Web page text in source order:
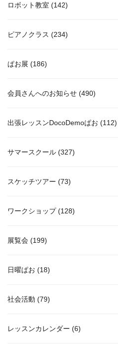
ロボット教室 (142)
ピアノクラス (234)
ぱお展 (186)
会員さんへのお知らせ (490)
出張レッスンDocoDemoぱお (112)
サマースクール (327)
スケッチツアー (73)
ワークショップ(128)
展覧会 (199)
日曜ぱお (18)
社会活動 (79)
レッスンカレンダー (6)